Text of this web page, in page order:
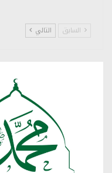
السابق التالي